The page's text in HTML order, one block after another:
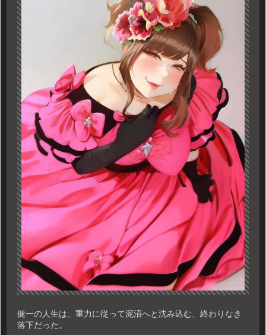
健一の人生は、重力に従って泥沼へと沈み込む、終わりなき
落下だった。